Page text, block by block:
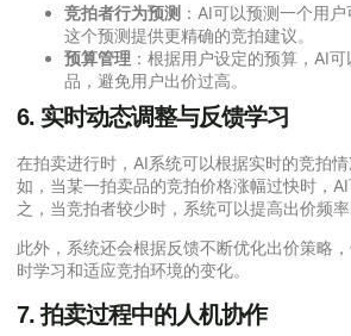
竞拍者行为预测 ：AI可以预测一个用
这个预测提供更精确的竞拍建议。
预算管理 ：根据用户设定的预算，AI
品，避免用户出价过高。
6. 实时动态调整与反馈学习
在拍卖进行时，AI系统可以根据实时的竞拍
如，当某一拍卖品的竞拍价格涨幅过快时，
之，当竞拍者较少时，系统可以提高出价频率
此外，系统还会根据反馈不断优化出价策略
时学习和适应竞拍环境的变化。
7. 拍卖过程中的人机协作